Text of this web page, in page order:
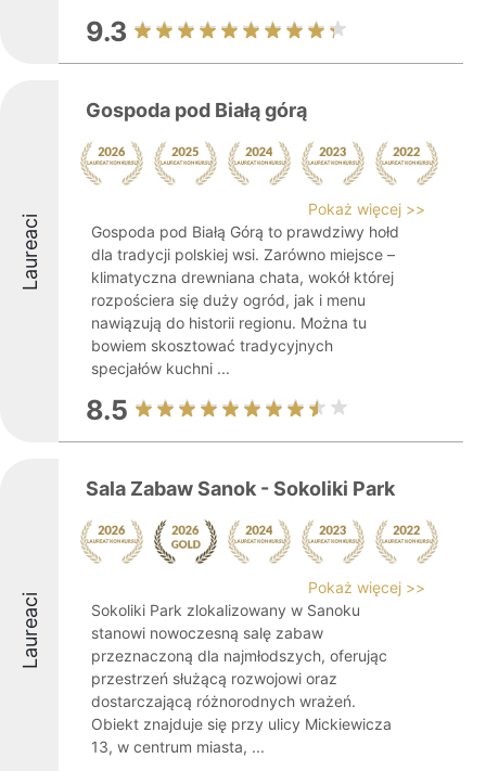
9.3
Laureaci
Gospoda pod Białą górą
Pokaż więcej >>
Gospoda pod Białą Górą to prawdziwy hołd
dla tradycji polskiej wsi. Zarówno miejsce –
klimatyczna drewniana chata, wokół której
rozpościera się duży ogród, jak i menu
nawiązują do historii regionu. Można tu
bowiem skosztować tradycyjnych
specjałów kuchni ...
8.5
Laureaci
Sala Zabaw Sanok - Sokoliki Park
Pokaż więcej >>
Sokoliki Park zlokalizowany w Sanoku
stanowi nowoczesną salę zabaw
przeznaczoną dla najmłodszych, oferując
przestrzeń służącą rozwojowi oraz
dostarczającą różnorodnych wrażeń.
Obiekt znajduje się przy ulicy Mickiewicza
13, w centrum miasta, ...